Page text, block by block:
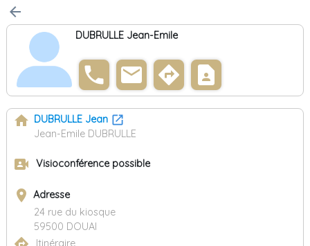
arrow_back
DUBRULLE Jean-Emile
phone email directions contact_page
home DUBRULLE Jean
Jean-Emile DUBRULLE
video_camera_front Visioconférence possible
place Adresse
24 rue du kiosque
59500 DOUAI
Itinéraire